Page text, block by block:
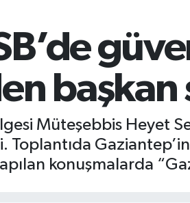
başkan
Müteşebbis Heyet
Toplantıda
konuşmalarda